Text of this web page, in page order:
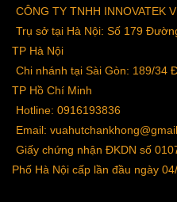
CÔNG TY TNHH INNOVATEK
Trụ sở tại Hà Nội: Số 179
TP Hà Nội
Chi nhánh tại Sài Gòn: 189/34
TP Hồ Chí Minh
Hotline: 0916193836
Email:
Giấy chứng nhận ĐKDN số
Phố Hà Nội cấp lần đầu ngày